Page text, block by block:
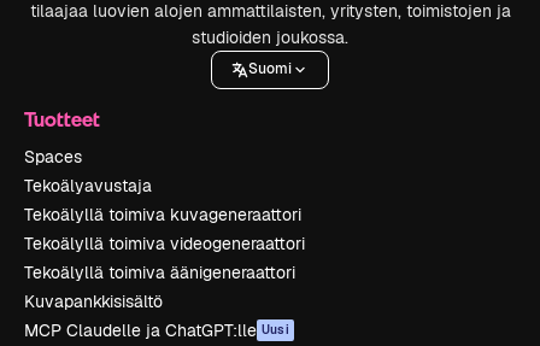
tilaajaa luovien alojen ammattilaisten, yritysten, toimistojen ja
studioiden joukossa.
Suomi
Tuotteet
Spaces
Tekoälyavustaja
Tekoälyllä toimiva kuvageneraattori
Tekoälyllä toimiva videogeneraattori
Tekoälyllä toimiva äänigeneraattori
Kuvapankkisisältö
MCP Claudelle ja ChatGPT:lle Uusi